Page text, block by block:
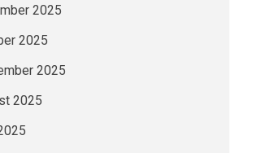
2025
2025
2025
2025